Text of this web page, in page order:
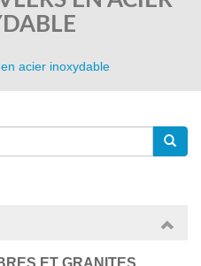
acier inoxydable
ET GRANITES